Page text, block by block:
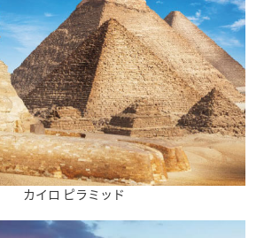
カイロ ピラミッド